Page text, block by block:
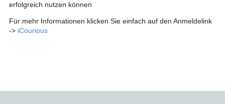
erfolgreich nutzen können
Für mehr Informationen klicken Sie einfach auf den Anmeldelink
-> iCourious